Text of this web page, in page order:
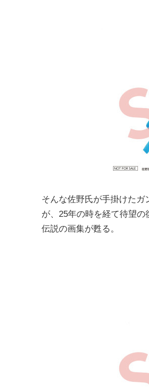
そんな佐野氏が手掛けたガ
が、25年の時を経て待望の
伝説の画集が甦る。